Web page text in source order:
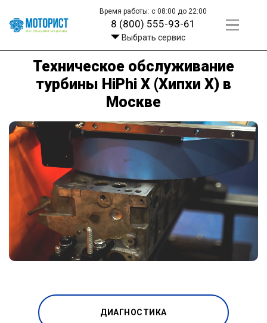
Время работы: с 08:00 до 22:00
8 (800) 555-93-61
Выбрать сервис
Техническое обслуживание
турбины HiPhi X (Хипхи X) в
Москве
ДИАГНОСТИКА